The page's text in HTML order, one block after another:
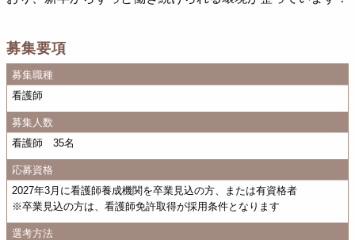
募集要項
募集職種
看護師
募集人数
看護師 35名
応募資格
2027年3月に看護師養成機関を卒業見込の方、または有資格者
※卒業見込の方は、看護師免許取得が採用条件となります
選考方法